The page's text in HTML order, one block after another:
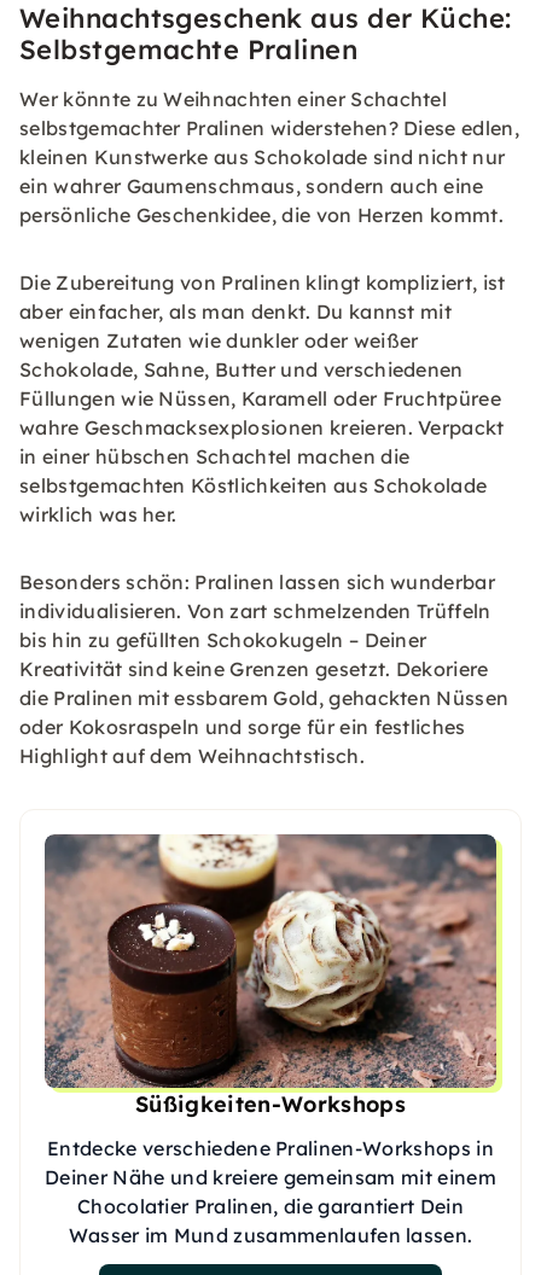
Weihnachtsgeschenk aus der Küche:
Selbstgemachte Pralinen
Wer könnte zu Weihnachten einer Schachtel
selbstgemachter Pralinen widerstehen? Diese edlen,
kleinen Kunstwerke aus Schokolade sind nicht nur
ein wahrer Gaumenschmaus, sondern auch eine
persönliche Geschenkidee, die von Herzen kommt.
Die Zubereitung von Pralinen klingt kompliziert, ist
aber einfacher, als man denkt. Du kannst mit
wenigen Zutaten wie dunkler oder weißer
Schokolade, Sahne, Butter und verschiedenen
Füllungen wie Nüssen, Karamell oder Fruchtpüree
wahre Geschmacksexplosionen kreieren. Verpackt
in einer hübschen Schachtel machen die
selbstgemachten Köstlichkeiten aus Schokolade
wirklich was her.
Besonders schön: Pralinen lassen sich wunderbar
individualisieren. Von zart schmelzenden Trüffeln
bis hin zu gefüllten Schokokugeln – Deiner
Kreativität sind keine Grenzen gesetzt. Dekoriere
die Pralinen mit essbarem Gold, gehackten Nüssen
oder Kokosraspeln und sorge für ein festliches
Highlight auf dem Weihnachtstisch.
Süßigkeiten-Workshops
Entdecke verschiedene Pralinen-Workshops in
Deiner Nähe und kreiere gemeinsam mit einem
Chocolatier Pralinen, die garantiert Dein
Wasser im Mund zusammenlaufen lassen.